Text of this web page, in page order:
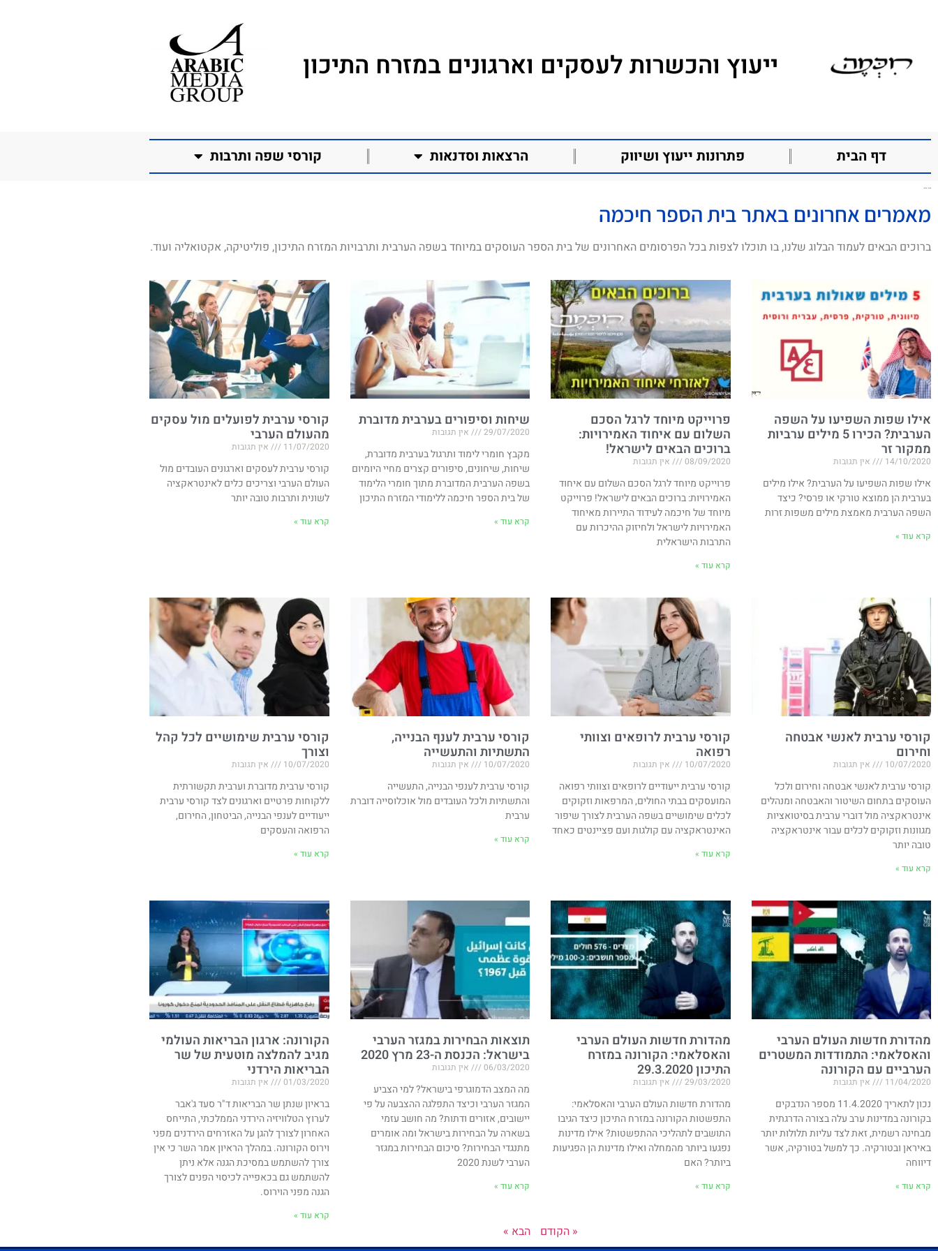
ייעוץ והכשרות לעסקים וארגונים במזרח התיכון
דף הבית פתרונות ייעוץ ושיווק הרצאות וסדנאות קורסי שפה ותרבות
אביחי אדרעי
מאמרים אחרונים באתר בית הספר חיכמה
ברוכים הבאים לעמוד הבלוג שלנו, בו תוכלו לצפות בכל הפרסומים האחרונים של בית הספר העוסקים במיוחד בשפה הערבית ותרבויות המזרח התיכון, פוליטיקה, אקטואליה ועוד.
אילו שפות השפיעו על השפה
הערבית? הכירו 5 מילים ערביות
ממקור זר
14/10/2020 אין תגובות
אילו שפות השפיעו על הערבית? אילו מילים
בערבית הן ממוצא טורקי או פרסי? כיצד
השפה הערבית מאמצת מילים משפות זרות
קרא עוד »
פרוייקט מיוחד לרגל הסכם
השלום עם איחוד האמירויות​:
ברוכים הבאים לישראל!
08/09/2020 אין תגובות
פרוייקט מיוחד לרגל הסכם השלום עם איחוד
האמירויות​: ברוכים הבאים לישראל! פרוייקט
מיוחד של חיכמה לעידוד התיירות מאיחוד
האמירויות לישראל ולחיזוק ההיכרות עם
התרבות הישראלית
קרא עוד »
שיחות וסיפורים בערבית מדוברת
29/07/2020 אין תגובות
מקבץ חומרי לימוד ותרגול בערבית מדוברת,
שיחות, שיחונים, סיפורים קצרים מחיי היומיום
בשפה הערבית המדוברת מתוך חומרי הלימוד
של בית הספר חיכמה ללימודי המזרח התיכון
קרא עוד »
קורסי ערבית לפועלים מול עסקים
מהעולם הערבי
11/07/2020 אין תגובות
קורסי ערבית לעסקים וארגונים העובדים מול
העולם הערבי וצריכים כלים לאינטראקציה
לשונית ותרבות טובה יותר
קרא עוד »
קורסי ערבית לאנשי אבטחה
וחירום
10/07/2020 אין תגובות
קורסי ערבית לאנשי אבטחה וחירום ולכל
העוסקים בתחום השיטור והאבטחה ומנהלים
אינטראקציה מול דוברי ערבית בסיטואציות
מגוונות וזקוקים לכלים עבור אינטראקציה
טובה יותר
קרא עוד »
קורסי ערבית לרופאים וצוותי
רפואה
10/07/2020 אין תגובות
קורסי ערבית ייעודיים לרופאים וצוותי רפואה
המועסקים בבתי החולים, המרפאות וזקוקים
לכלים שימושיים בשפה הערבית לצורך שיפור
האינטראקציה עם קולגות ועם פציינטים כאחד
קרא עוד »
קורסי ערבית לענף הבנייה,
התשתיות והתעשייה
10/07/2020 אין תגובות
קורסי ערבית לענפי הבנייה, התעשייה
והתשתיות ולכל העובדים מול אוכלוסייה דוברת
ערבית
קרא עוד »
קורסי ערבית שימושיים לכל קהל
וצורך
10/07/2020 אין תגובות
קורסי ערבית מדוברת וערבית תקשורתית
ללקוחות פרטיים וארגונים לצד קורסי ערבית
ייעודיים לענפי הבנייה, הביטחון, החירום,
הרפואה והעסקים
קרא עוד »
מהדורת חדשות העולם הערבי
והאסלאמי: התמודדות המשטרים
הערביים עם הקורונה
11/04/2020 אין תגובות
נכון לתאריך 11.4.2020 מספר הנדבקים
בקורונה במדינות ערב עלה בצורה הדרגתית
מבחינה רשמית, זאת לצד עליות תלולות יותר
באיראן ובטורקיה. כך למשל בטורקיה, אשר
דיווחה
קרא עוד »
מהדורת חדשות העולם הערבי
והאסלאמי: הקורונה במזרח
התיכון 29.3.2020
29/03/2020 אין תגובות
מהדורת חדשות העולם הערבי והאסלאמי:
התפשטות הקורונה במזרח התיכון כיצד הגיבו
התושבים לתהליכי ההתפשטות? אילו מדינות
נפגעו ביותר מהמחלה ואילו מדינות הן הפגיעות
ביותר? האם
קרא עוד »
תוצאות הבחירות במגזר הערבי
בישראל: הכנסת ה-23 מרץ 2020
06/03/2020 אין תגובות
מה המצב הדמוגרפי בישראל? למי הצביע
המגזר הערבי וכיצד התפלגה ההצבעה על פי
יישובים, אזורים ודתות? מה חושב עזמי
בשארה על הבחירות בישראל ומה אומרים
מתנגדי הבחירות? סיכום הבחירות במגזר
הערבי לשנת 2020
קרא עוד »
הקורונה: ארגון הבריאות העולמי
מגיב להמלצה מוטעית של שר
הבריאות הירדני
01/03/2020 אין תגובות
בראיון שנתן שר הבריאות ד"ר סעד ג'אבר
לערוץ הטלוויזיה הירדני הממלכתי, התייחס
האחרון לצורך להגן על האזרחים הירדנים מפני
וירוס הקורונה. במהלך הראיון אמר השר כי אין
צורך להשתמש במסיכת הגנה אלא ניתן
להשתמש גם בכאפייה לכיסוי הפנים לצורך
הגנה מפני הוירוס.
קרא עוד »
« הקודם הבא »